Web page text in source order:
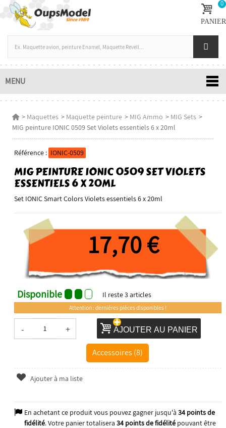
0
PANIER
MENU
> Maquettes > Maquette peinture > MIG Ammo > MIG Sets >
MIG peinture IONIC 0509 Set Violets essentiels 6 x 20ml
Référence : IONIC-0509
MIG PEINTURE IONIC 0509 SET VIOLETS
ESSENTIELS 6 X 20ML
Set IONIC Smart Colors Violets essentiels 6 x 20ml
17,70 €
Disponible Il reste3articles
Attention : dernières pièces disponibles !
- + AJOUTER AU PANIER
Accessoires (8)
Ajouter à ma liste
En achetant ce produit vous pouvez gagner jusqu'à 34points de
fidélité. Votre panier totalisera 34points de fidélitépouvant être